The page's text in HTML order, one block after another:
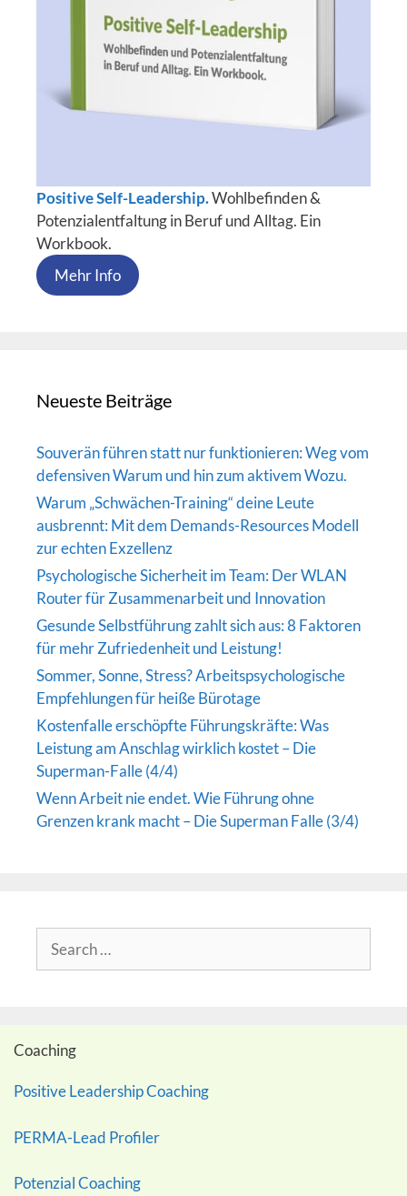
Positive Self-Leadership.Wohlbefinden &
Potenzialentfaltung in Beruf und Alltag. Ein
Workbook.
Mehr Info
Neueste Beiträge
Souverän führen statt nur funktionieren: Weg vom
defensiven Warum und hin zum aktivem Wozu.
Warum „Schwächen-Training“ deine Leute
ausbrennt: Mit dem Demands-Resources Modell
zur echten Exzellenz
Psychologische Sicherheit im Team: Der WLAN
Router für Zusammenarbeit und Innovation
Gesunde Selbstführung zahlt sich aus: 8 Faktoren
für mehr Zufriedenheit und Leistung!
Sommer, Sonne, Stress? Arbeitspsychologische
Empfehlungen für heiße Bürotage
Kostenfalle erschöpfte Führungskräfte: Was
Leistung am Anschlag wirklich kostet – Die
Superman-Falle (4/4)
Wenn Arbeit nie endet. Wie Führung ohne
Grenzen krank macht – Die Superman Falle (3/4)
for:
Coaching
Positive Leadership Coaching
PERMA-Lead Profiler
Potenzial Coaching